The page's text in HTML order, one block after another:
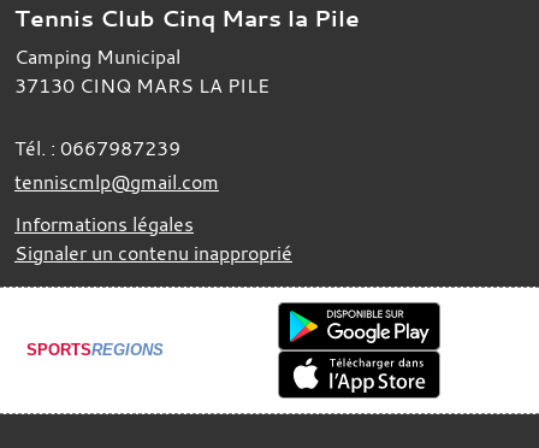
Tennis Club Cinq Mars la Pile
Camping Municipal
37130 CINQ MARS LA PILE
Tél. : 0667987239
tenniscmlp@gmail.com
Informations légales
Signaler un contenu inapproprié
SPORTSREGIONS